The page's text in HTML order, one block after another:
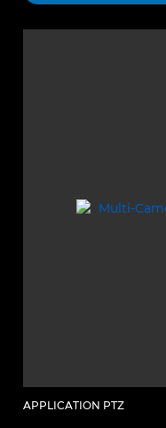
APPLICATION PTZ